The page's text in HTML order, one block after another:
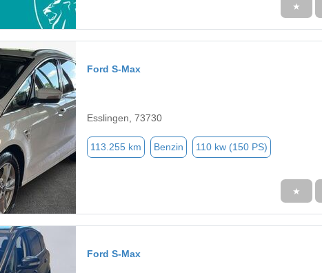
★
Ford S-Max
Esslingen, 73730
113.255 km Benzin 110 kw (150 PS)
★
Ford S-Max